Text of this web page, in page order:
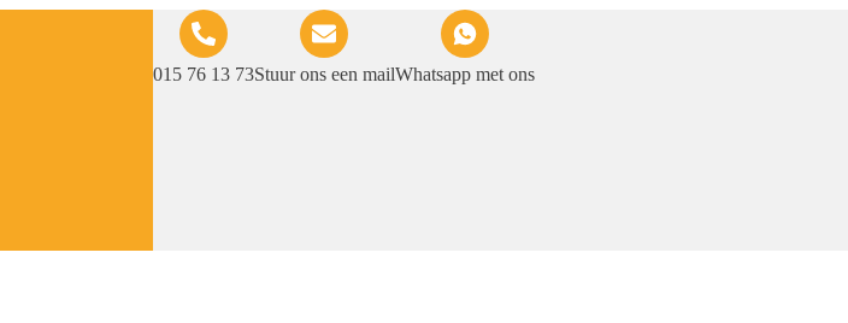
015 76 13 73Stuur ons een mailWhatsapp met ons